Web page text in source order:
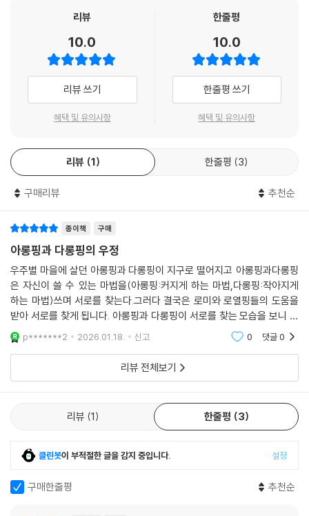
『슈팅스타 캐치! 티니핑 마음을 채우는 동화 ⑤ 아롱다롱 보고 싶어!』에 등
장하는 캐릭터를 만나요! 로미와 프린세스부터 하츄핑과 빛나핑, 초롱핑,
빤짝핑, 그리고 로미가 캐치한 스타티니핑 친구들도 만날 수 있어요.
♡생생한 그림과 재미있는 동화로 다시 보는 「슈팅스타 캐치! 티니핑」
실제 방송 영상을 담은 생생한 그림과 에피소드를 재구성한 즐거운 동화로
「슈팅스타 캐치! 티니핑」을 새롭게 즐기며 어휘력을 키워요!
♡다양한 놀이 활동으로 집중력과 상상력이 쑥쑥!
이 책의 주인공인 티니핑들과 함께하는 퀴즈로 이야기를 복습하며 문해력
도 기르고, 선 긋기 활동으로 창의력과 손가락 힘도 키울 수 있어요!
리뷰
10.0
리뷰 쓰기
혜택 및 유의사항
한줄평
10.0
한줄평 쓰기
혜택 및 유의사항
리뷰 1 한줄평 3
구매리뷰 추천순
종이책 구매
아롱핑과 다롱핑의 우정
우주별 마을에 살던 아롱핑과 다롱핑이 지구로 떨어지고 아롱핑과다롱핑
은 자신이 쓸 수 있는 마법을(아롱핑:커지게 하는 마법,다롱핑:작아지게
하는 마법)쓰며 서로를 찾는다.그러다 결국은 로미와 로열핑들의 도움을
받아 서로를 찾게 됩니다. 아롱핑과 다롱핑이 서로를 찾는 모습을 보니 서
로를 얼마나 아끼고있는지 알수 있었습니다.저도 제 동생들과 싸우지 않고
사이좋게 지내야겠
p*******2 2026.01.18. 신고 0 댓글0
리뷰 전체보기
리뷰 1 한줄평 3
클린봇이 부적절한 글을 감지 중입니다. 설정
구매한줄평 추천순